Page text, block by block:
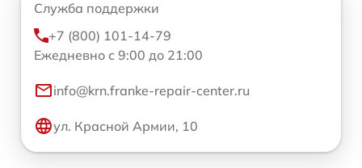
Служба поддержки
+7 (800) 101-14-79
Ежедневно с 9:00 до 21:00
info@krn.franke-repair-center.ru
ул. Красной Армии, 10